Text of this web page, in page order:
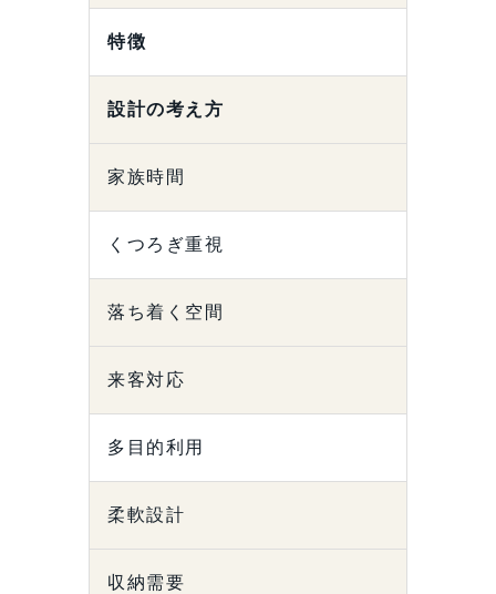
特徴
設計の考え方
家族時間
くつろぎ重視
落ち着く空間
来客対応
多目的利用
柔軟設計
収納需要